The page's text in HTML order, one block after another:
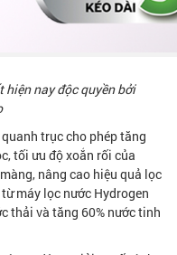
hiện nay độc quyền bởi
trục cho phép tăng
tối ưu độ xoắn rối của
nâng cao hiệu quả lọc
máy lọc nước Hydrogen
thải và tăng 60% nước tinh